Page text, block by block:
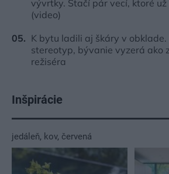
vývrtky. Stačí pár vecí, ktoré
(video)
K bytu ladili aj škáry v
stereotyp, bývanie vyzerá ako
režiséra
Inšpirácie
jedáleň, kov, červená